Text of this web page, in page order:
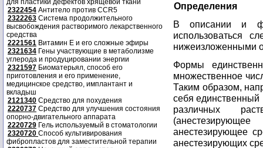
для пластики дефектов хрящевой ткани
2322454 Антитело против CCR5
2322263 Система продолжительного
высвобождения растворимого лекарственного
средства
2221561 Витамин Е и его сложные эфиры
2321634 Гены участвующие в метаболизме
углерода и продуцировании энергии
2321597 Биоматерьял, способ его
приготовления и его применение,
медицинское средство, имплантант и
вкладыш
2121340 Средство для похудения
2220737 Средство для улучшения состояния
опорно-двигательного аппарата
2220729 Гель используемый в стоматологии
2320720 Способ культивирования
фибропластов для заместительной терапии
Определения
В описании и
использоваться
нижеизложенными
Формы
множественное
Таким образом,
себя единственный
различных
анестезирующее
анестезирующих